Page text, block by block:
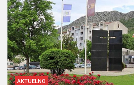
AKTUELNO